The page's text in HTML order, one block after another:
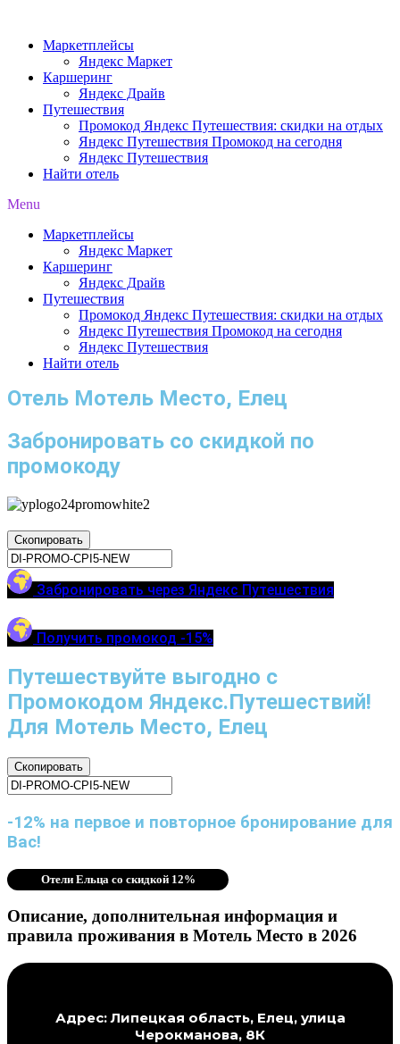
содержимому
Маркетплейсы
Яндекс Маркет
Каршеринг
Яндекс Драйв
Путешествия
Промокод Яндекс Путешествия: скидки на отдых
Яндекс Путешествия Промокод на сегодня
Яндекс Путешествия
Найти отель
Menu
Маркетплейсы
Яндекс Маркет
Каршеринг
Яндекс Драйв
Путешествия
Промокод Яндекс Путешествия: скидки на отдых
Яндекс Путешествия Промокод на сегодня
Яндекс Путешествия
Найти отель
Отель Мотель Место, Елец
Забронировать со скидкой по
промокоду
Скопировать
Забронировать через Яндекс Путешествия
Получить промокод -15%
Путешествуйте выгодно с
Промокодом Яндекс.Путешествий!
Для Мотель Место, Елец
Скопировать
-12% на первое и повторное бронирование для
Вас!
Отели Ельца со скидкой 12%
Описание, дополнительная информация и
правила проживания в Мотель Место в 2026
Адрес: Липецкая область, Елец, улица
Черокманова, 8К